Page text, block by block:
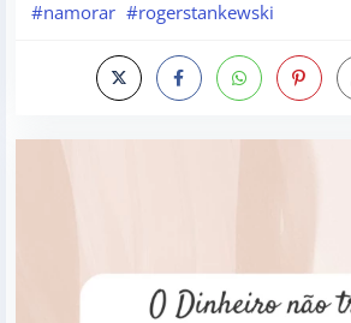
#namorar #rogerstankewski